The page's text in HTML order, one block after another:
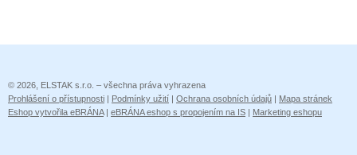
© 2026, ELSTAK s.r.o. – všechna práva vyhrazena
Prohlášení o přístupnosti | Podmínky užití | Ochrana osobních údajů | Mapa stránek
Eshop vytvořila eBRÁNA| eBRÁNA eshop s propojením na IS | Marketing eshopu